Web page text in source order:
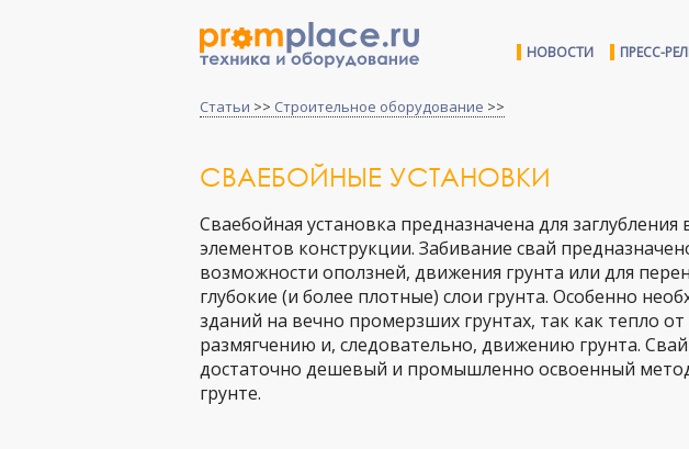
НОВОСТИ ПРЕСС-
Статьи >> Строительное оборудование >>
СВАЕБОЙНЫЕ УСТАНОВКИ
Сваебойная установка предназначена для
элементов конструкции. Забивание свай
возможности оползней, движения грунта или для
глубокие (и более плотные) слои грунта. Особенно
зданий на вечно промерзших грунтах, так как тепло от
размягчению и, следовательно, движению грунта.
достаточно дешевый и промышленно освоенный
грунте.